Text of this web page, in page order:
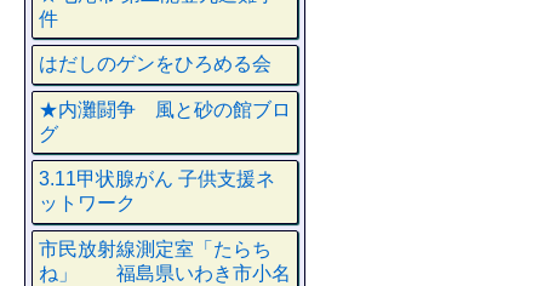
件
はだしのゲンをひろめる会
★内灘闘争 風と砂の館ブロ
グ
3.11甲状腺がん 子供支援ネ
ットワーク
市民放射線測定室「たらち
ね」 福島県いわき市小名